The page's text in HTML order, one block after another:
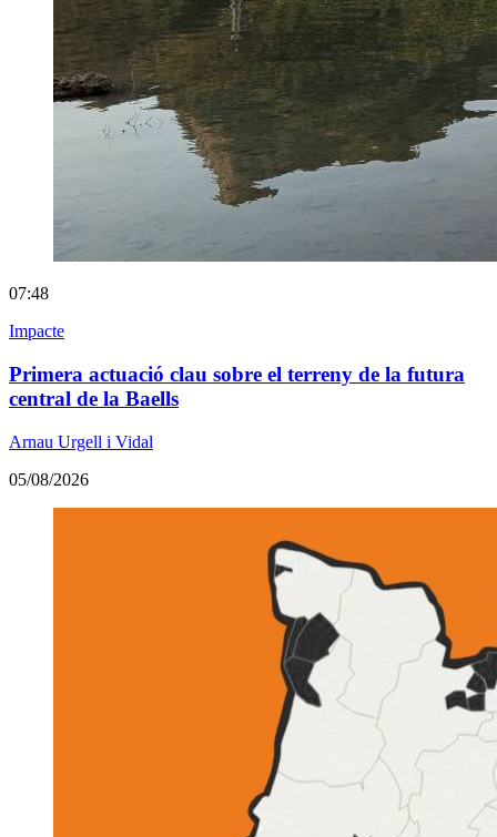
07:48
Impacte
Primera actuació clau sobre el terreny de la futura
central de la Baells
Arnau Urgell i Vidal
05/08/2026